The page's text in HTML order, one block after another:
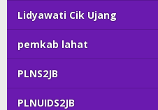
Lidyawati Cik Ujang
pemkab lahat
PLNS2JB
PLNUIDS2JB